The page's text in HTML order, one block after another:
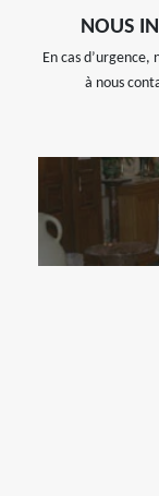
NOUS
En cas d’urgence,
à nous